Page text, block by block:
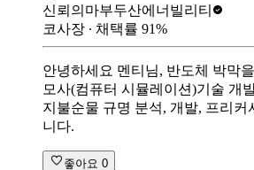
신뢰의마부두산에너빌리티
코사장 ∙ 채택률 91%
안녕하세요 멘티님, 반도체 박막
모사(컴퓨터 시뮬레이션)기술 개
지불순물 규명 분석, 개발, 프리커
니다.
좋아요 0